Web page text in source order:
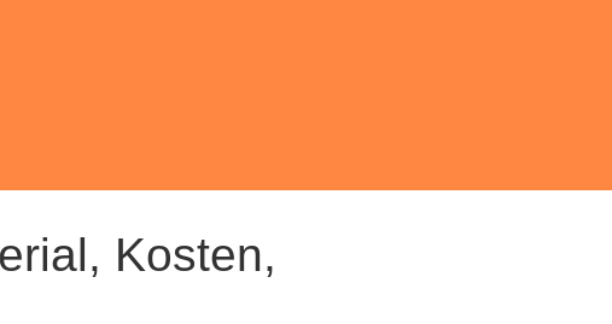
Kosten,